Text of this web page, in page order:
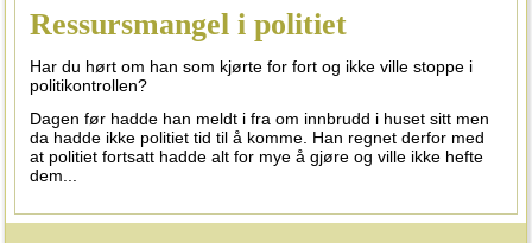
Ressursmangel i politiet
Har du hørt om han som kjørte for fort og ikke ville stoppe i
politikontrollen?
Dagen før hadde han meldt i fra om innbrudd i huset sitt men
da hadde ikke politiet tid til å komme. Han regnet derfor med
at politiet fortsatt hadde alt for mye å gjøre og ville ikke hefte
dem...